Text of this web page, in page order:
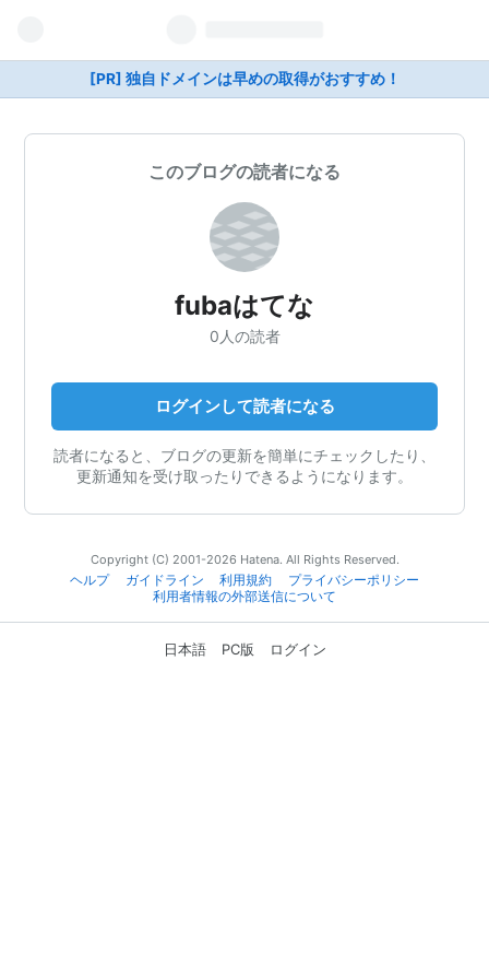
[PR] 独自ドメインは早めの取得がおすすめ！
このブログの読者になる
fubaはてな
0人の読者
ログインして読者になる
読者になると、ブログの更新を簡単にチェックしたり、
更新通知を受け取ったりできるようになります。
Copyright (C) 2001-2026 Hatena. All Rights Reserved.
ヘルプ
ガイドライン 利用規約
プライバシーポリシー
利用者情報の外部送信について
日本語 PC版 ログイン